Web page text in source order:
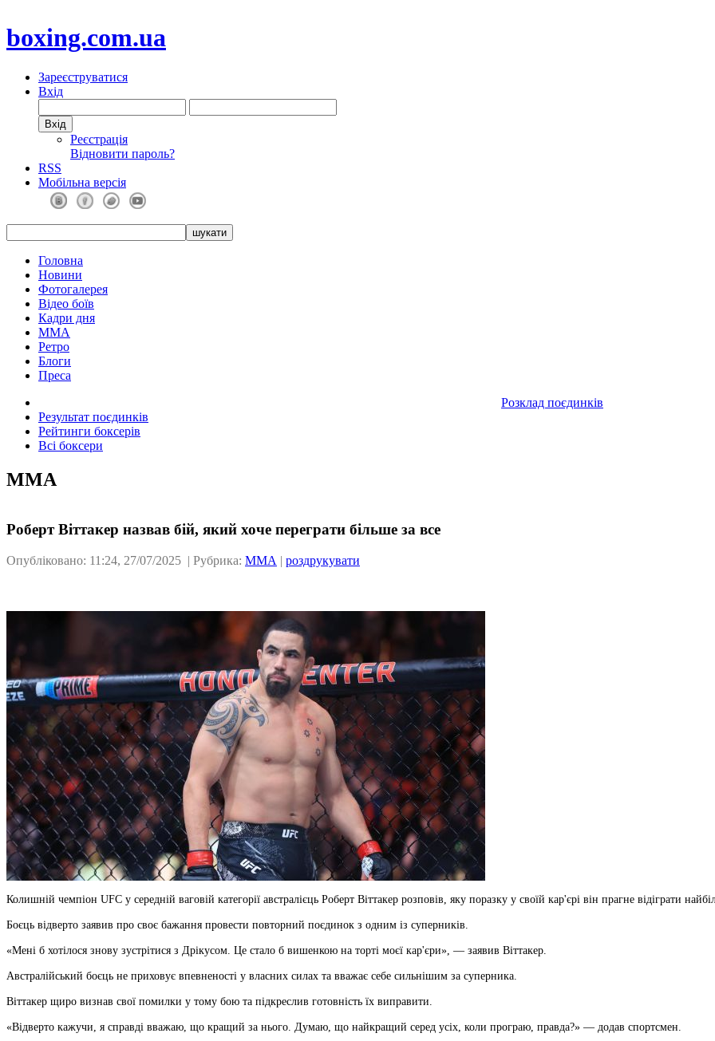
boxing.com.ua
Зареєструватися
Вхід
Реєстрація
Відновити пароль?
RSS
Мобільна версія
Головна
Новини
Фотогалерея
Відео боїв
Кадри дня
ММА
Ретро
Блоги
Преса
Розклад поєдинків
Результат поєдинків
Рейтинги боксерів
Всі боксери
ММА
Роберт Віттакер назвав бій, який хоче переграти більше за все
Опубліковано: 11:24, 27/07/2025 | Рубрика: ММА | роздрукувати
Колишній чемпіон UFC у середній ваговій категорії австралієць Роберт Віттакер розповів, яку поразку у своїй кар'єрі він прагне відіграти
Боєць відверто заявив про своє бажання провести повторний поєдинок з одним із суперників.
«Мені б хотілося знову зустрітися з Дрікусом. Це стало б вишенкою на торті моєї кар'єри», — заявив Віттакер.
Австралійський боєць не приховує впевненості у власних силах та вважає себе сильнішим за суперника.
Віттакер щиро визнав свої помилки у тому бою та підкреслив готовність їх виправити.
«Відверто кажучи, я справді вважаю, що кращий за нього. Думаю, що найкращий серед усіх, коли програю, правда?» — додав спортсмен.